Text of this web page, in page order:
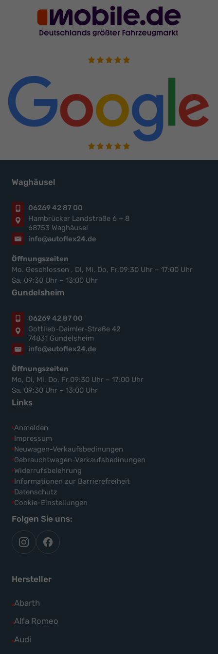
Waghäusel
06269 42 87 00
Hambrücker Landstraße 6 + 8
68753 Waghäusel
info@autoflex24.de
Öffnungszeiten
Mo. Geschlossen , Di, Mi, Do, Fr,09:30 Uhr – 17:00 Uhr
Sa, 09:30 Uhr – 13:00 Uhr
Gundelsheim
06269 42 87 00
Gottlieb-Daimler-Straße 42
74831 Gundelsheim
info@autoflex24.de
Öffnungszeiten
Mo, Di, Mi, Do, Fr,09:30 Uhr – 17:00 Uhr
Sa, 09:30 Uhr – 13:00 Uhr
Links
Anmelden
Impressum
Neuwagen-Verkaufsbedinungen
Gebrauchtwagen-Verkaufsbedinungen
Widerrufsbelehrung
Informationen zur Barrierefreiheit
Datenschutz
Cookie-Einstellungen
Folgen Sie uns:
autoflex
auf
autoflex24
auf
Hersteller
Abarth
Alle
Fahrzeuge
Abarth
Alfa Romeo
Alle
Fahrzeuge
Audi
Alle